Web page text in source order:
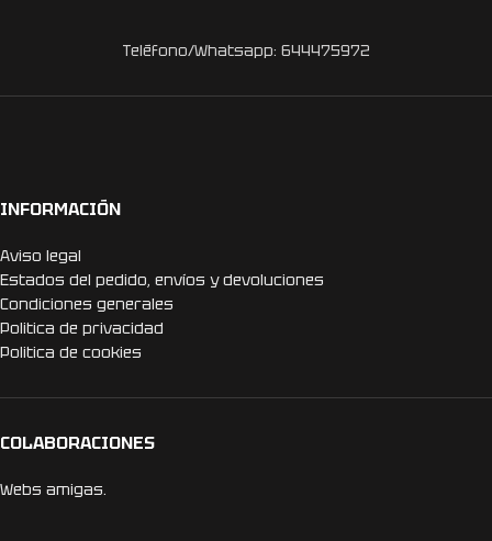
Teléfono/Whatsapp: 644475972
INFORMACIÓN
Aviso legal
Estados del pedido, envíos y devoluciones
Condiciones generales
Politica de privacidad
Politica de cookies
COLABORACIONES
Webs amigas.